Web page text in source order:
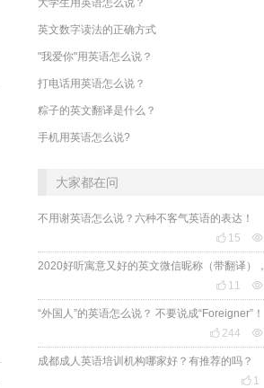
英文数字读法的正确方式
"我爱你"用英语怎么说？
打电话用英语怎么说？
粽子的英文翻译是什么？
手机用英语怎么说?
大家都在问
不用谢英语怎么说？六种不客气英语的表达！
 15 
 11 
“外国人”的英语怎么说？ 不要说成“Foreigner”！
 244 
成都成人英语培训机构哪家好？有推荐的吗？
 1